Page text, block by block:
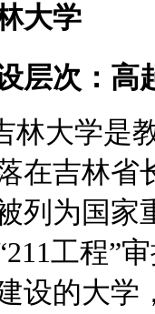
大学
层次：高
林大学是
在吉林省
列为国家
工程”
设的大学